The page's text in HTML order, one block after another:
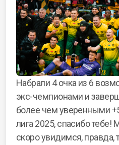
Набрали 4 очка из 6 возможных в двух матчах с
экс-чемпионами и
более чем уверенными
лига 2025, спасибо тебе!
скоро увидимся, правда,